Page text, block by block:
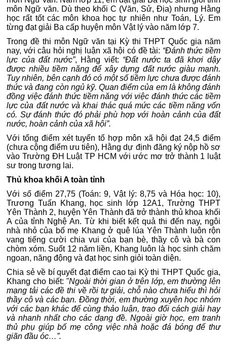
môn Ngữ văn. Dù theo khối C (Văn, Sử, Địa) nhưng Hằng
học rất tốt các môn khoa học tự nhiên như Toán, Lý. Em
từng đạt giải Ba cấp huyện môn Vật lý vào năm lớp 7.
Trong đề thi môn Ngữ văn tại Kỳ thi THPT Quốc gia năm
nay, với câu hỏi nghị luận xã hội có đề tài: “Đánh thức tiềm
lực của đất nước”, Hằng viết: “Đất nước ta đã khơi dậy
được nhiều tiềm năng để xây dựng đất nước giàu mạnh.
Tuy nhiên, bên cạnh đó có một số tiềm lực chưa được đánh
thức và đang còn ngủ kỹ. Quan điểm của em là không đánh
đồng việc đánh thức tiềm năng với việc đánh thức các tiềm
lực của đất nước và khai thác quá mức các tiềm năng vốn
có. Sự đánh thức đó phải phù hợp với hoàn cảnh của đất
nước, hoàn cảnh của xã hội”.
Với tổng điểm xét tuyển tổ hợp môn xã hội đạt 24,5 điểm
(chưa cộng điểm ưu tiên), Hằng dự định đăng ký nộp hồ sơ
vào Trường ĐH Luật TP HCM với ước mơ trở thành 1 luật
sư trong tương lai.
Thủ khoa khối A toàn tỉnh
Với số điểm 27,75 (Toán: 9, Vật lý: 8,75 và Hóa học: 10),
Trương Tuấn Khang, học sinh lớp 12A1, Trường THPT
Yên Thành 2, huyện Yên Thành đã trở thành thủ khoa khối
A của tỉnh Nghệ An. Từ khi biết kết quả thi đến nay, ngôi
nhà nhỏ của bố mẹ Khang ở quê lúa Yên Thành luôn rộn
vang tiếng cười chia vui của bạn bè, thầy cô và bà con
chòm xóm. Suốt 12 năm liền, Khang luôn là học sinh chăm
ngoan, năng động và đạt học sinh giỏi toàn diện.
Chia sẻ về bí quyết đạt điểm cao tại Kỳ thi THPT Quốc gia,
Khang cho biết: "Ngoài thời gian ở trên lớp, em thường lên
mạng tải các đề thi về rồi tự giải, chỗ nào chưa hiểu thì hỏi
thầy cô và các bạn. Đồng thời, em thường xuyên học nhóm
với các bạn khác để cùng thảo luận, trao đổi cách giải hay
và nhanh nhất cho các dạng đề. Ngoài giờ học, em tranh
thủ phụ giúp bố mẹ công việc nhà hoặc đá bóng để thư
giãn đầu óc…”.